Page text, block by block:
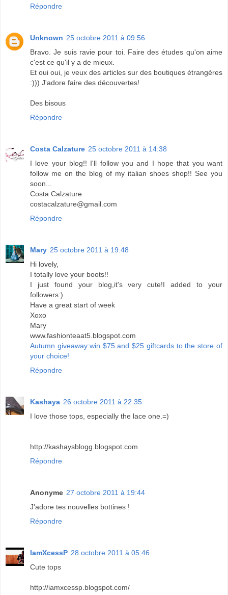
Répondre
Unknown 25 octobre 2011 à 09:56
Bravo. Je suis ravie pour toi. Faire des études qu'on aime
c'est ce qu'il y a de mieux.
Et oui oui, je veux des articles sur des boutiques étrangères
:))) J'adore faire des découvertes!
Des bisous
Répondre
Costa Calzature 25 octobre 2011 à 14:38
I love your blog!! I'll follow you and I hope that you want
follow me on the blog of my italian shoes shop!! See you
soon...
Costa Calzature
costacalzature@gmail.com
Répondre
Mary 25 octobre 2011 à 19:48
Hi lovely,
I totally love your boots!!
I just found your blog,it's very cute!I added to your
followers:)
Have a great start of week
Xoxo
Mary
www.fashionteaat5.blogspot.com
Autumn giveaway:win $75 and $25 giftcards to the store of
your choice!
Répondre
Kashaya 26 octobre 2011 à 22:35
I love those tops, especially the lace one.=)
http://kashaysblogg.blogspot.com
Répondre
Anonyme 27 octobre 2011 à 19:44
J'adore tes nouvelles bottines !
Répondre
IamXcessP 28 octobre 2011 à 05:46
Cute tops
http://iamxcessp.blogspot.com/